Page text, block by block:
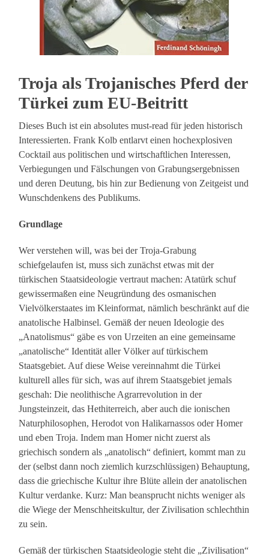
Troja als Trojanisches Pferd der
Türkei zum EU-Beitritt
Dieses Buch ist ein absolutes must-read für jeden historisch
Interessierten. Frank Kolb entlarvt einen hochexplosiven
Cocktail aus politischen und wirtschaftlichen Interessen,
Verbiegungen und Fälschungen von Grabungsergebnissen
und deren Deutung, bis hin zur Bedienung von Zeitgeist und
Wunschdenkens des Publikums.
Grundlage
Wer verstehen will, was bei der Troja-Grabung
schiefgelaufen ist, muss sich zunächst etwas mit der
türkischen Staatsideologie vertraut machen: Atatürk schuf
gewissermaßen eine Neugründung des osmanischen
Vielvölkerstaates im Kleinformat, nämlich beschränkt auf die
anatolische Halbinsel. Gemäß der neuen Ideologie des
„Anatolismus“ gäbe es von Urzeiten an eine gemeinsame
„anatolische“ Identität aller Völker auf türkischem
Staatsgebiet. Auf diese Weise vereinnahmt die Türkei
kulturell alles für sich, was auf ihrem Staatsgebiet jemals
geschah: Die neolithische Agrarrevolution in der
Jungsteinzeit, das Hethiterreich, aber auch die ionischen
Naturphilosophen, Herodot von Halikarnassos oder Homer
und eben Troja. Indem man Homer nicht zuerst als
griechisch sondern als „anatolisch“ definiert, kommt man zu
der (selbst dann noch ziemlich kurzschlüssigen) Behauptung,
dass die griechische Kultur ihre Blüte allein der anatolischen
Kultur verdanke. Kurz: Man beansprucht nichts weniger als
die Wiege der Menschheitskultur, der Zivilisation schlechthin
zu sein.
Gemäß der türkischen Staatsideologie steht die „Zivilisation“